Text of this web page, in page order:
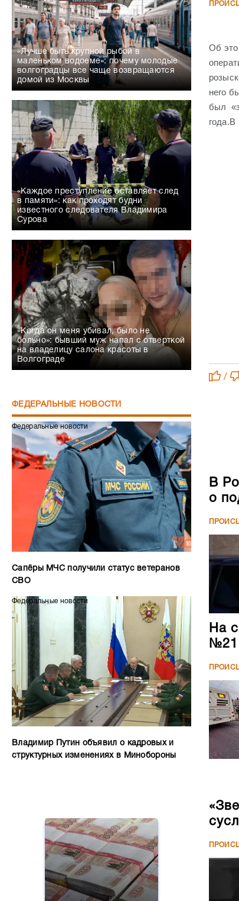
«Лучше быть крупной рыбой в
маленьком водоеме»: почему молодые
волгоградцы все чаще возвращаются
домой из Москвы
«Каждое преступление оставляет след
в памяти»: как проходят будни
известного следователя Владимира
Сурова
«Когда он меня убивал, было не
больно»: бывший муж напал с отверткой
на владелицу салона красоты в
Волгограде
ФЕДЕРАЛЬНЫЕ НОВОСТИ
Федеральные новости
Сапёры МЧС получили статус ветеранов
СВО
Федеральные новости
Владимир Путин объявил о кадровых и
структурных изменениях в Минобороны
Об
него
был
года.В
/
В
о
На
№21